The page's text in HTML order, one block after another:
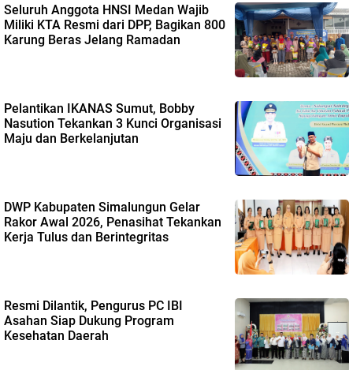
Seluruh Anggota HNSI Medan Wajib
Miliki KTA Resmi dari DPP, Bagikan 800
Karung Beras Jelang Ramadan
Pelantikan IKANAS Sumut, Bobby
Nasution Tekankan 3 Kunci Organisasi
Maju dan Berkelanjutan
DWP Kabupaten Simalungun Gelar
Rakor Awal 2026, Penasihat Tekankan
Kerja Tulus dan Berintegritas
Resmi Dilantik, Pengurus PC IBI
Asahan Siap Dukung Program
Kesehatan Daerah